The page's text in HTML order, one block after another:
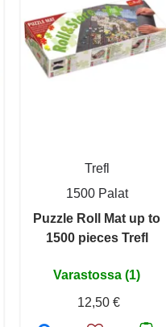
Trefl
1500 Palat
Puzzle Roll Mat up to
1500 pieces Trefl
Varastossa (1)
12,50 €